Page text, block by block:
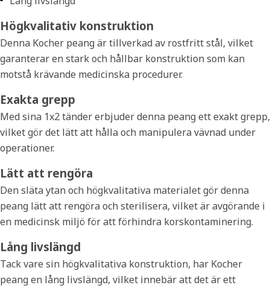
Högkvalitativ konstruktion
Denna Kocher peang är tillverkad av rostfritt stål, vilket
garanterar en stark och hållbar konstruktion som kan
motstå krävande medicinska procedurer.
Exakta grepp
Med sina 1x2 tänder erbjuder denna peang ett exakt grepp,
vilket gör det lätt att hålla och manipulera vävnad under
operationer.
Lätt att rengöra
Den släta ytan och högkvalitativa materialet gör denna
peang lätt att rengöra och sterilisera, vilket är avgörande i
en medicinsk miljö för att förhindra korskontaminering.
Lång livslängd
Tack vare sin högkvalitativa konstruktion, har Kocher
peang en lång livslängd, vilket innebär att det är ett